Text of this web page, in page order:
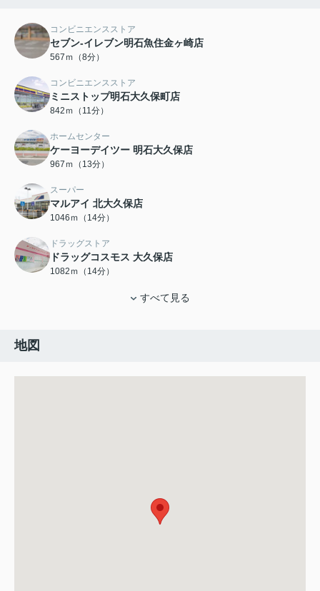
コンビニエンスストア
セブン-イレブン明石魚住金ヶ崎店
567ｍ（8分）
コンビニエンスストア
ミニストップ明石大久保町店
842ｍ（11分）
ホームセンター
ケーヨーデイツー 明石大久保店
967ｍ（13分）
スーパー
マルアイ 北大久保店
1046ｍ（14分）
ドラッグストア
ドラッグコスモス 大久保店
1082ｍ（14分）
すべて見る
地図